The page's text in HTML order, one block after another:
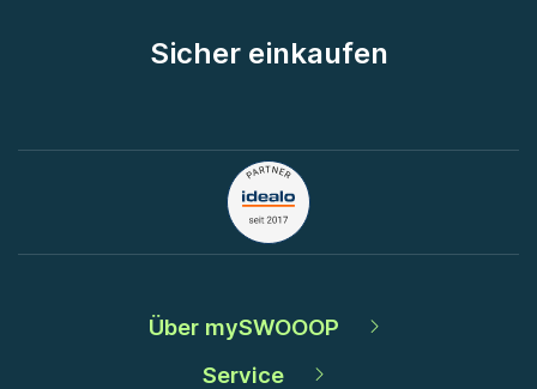
Sicher einkaufen
Über mySWOOOP
Service